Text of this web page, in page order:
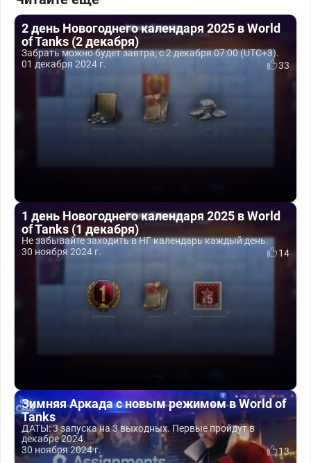
2 день Новогоднего календаря 2025 в World
of Tanks (2 декабря)
Забрать можно будет завтра, с 2 декабря 07:00 (UTC+3).
01 декабря 2024 г.
33
1 день Новогоднего календаря 2025 в World
of Tanks (1 декабря)
Не забывайте заходить в НГ календарь каждый день.
30 ноября 2024 г.
14
Зимняя Аркада с новым режимом в World of
Tanks
ДАТЫ: 3 запуска на 3 выходных. Первые пройдут в
декабре 2024.
30 ноября 2024 г.
13